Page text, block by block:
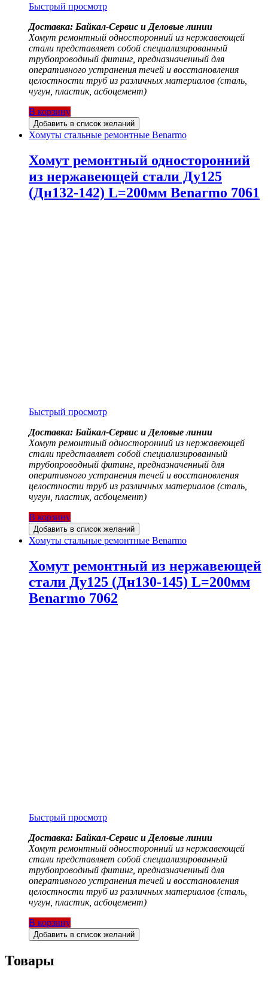
Быстрый просмотр
Доставка: Байкал-Сервис и Деловые линии
Хомут ремонтный односторонний из нержавеющей
стали представляет собой специализированный
трубопроводный фитинг, предназначенный для
оперативного устранения течей и восстановления
целостности труб из различных материалов (сталь,
чугун, пластик, асбоцемент)
В корзину
Добавить в список желаний
Хомуты стальные ремонтные Benarmo
Хомут ремонтный односторонний
из нержавеющей стали Ду125
(Дн132-142) L=200мм Benarmo 7061
Быстрый просмотр
Доставка: Байкал-Сервис и Деловые линии
Хомут ремонтный односторонний из нержавеющей
стали представляет собой специализированный
трубопроводный фитинг, предназначенный для
оперативного устранения течей и восстановления
целостности труб из различных материалов (сталь,
чугун, пластик, асбоцемент)
В корзину
Добавить в список желаний
Хомуты стальные ремонтные Benarmo
Хомут ремонтный из нержавеющей
стали Ду125 (Дн130-145) L=200мм
Benarmo 7062
Быстрый просмотр
Доставка: Байкал-Сервис и Деловые линии
Хомут ремонтный односторонний из нержавеющей
стали представляет собой специализированный
трубопроводный фитинг, предназначенный для
оперативного устранения течей и восстановления
целостности труб из различных материалов (сталь,
чугун, пластик, асбоцемент)
В корзину
Добавить в список желаний
Товары